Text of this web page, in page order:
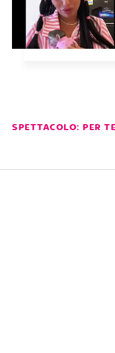
SPETTACOLO: PER TE